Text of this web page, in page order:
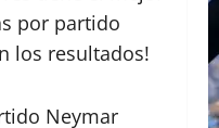
por partido
los resultados!
Neymar